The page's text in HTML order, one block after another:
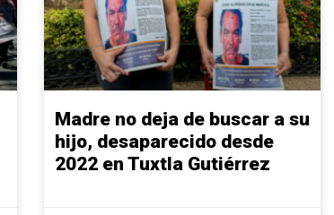
Madre no deja de buscar a su
hijo, desaparecido desde
2022 en Tuxtla Gutiérrez